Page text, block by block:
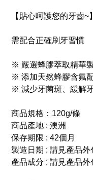
【貼心呵護您的牙齒~】
需配合正確刷牙習慣
※ 嚴選蜂膠萃取精華製
※ 添加天然蜂膠含氟
※ 減少牙菌斑、緩解
商品規格：120g/條
商品產地 : 澳洲
保存期限 : 42個月
製造日期 : 請見產品外
產品成分 : 請見產品外